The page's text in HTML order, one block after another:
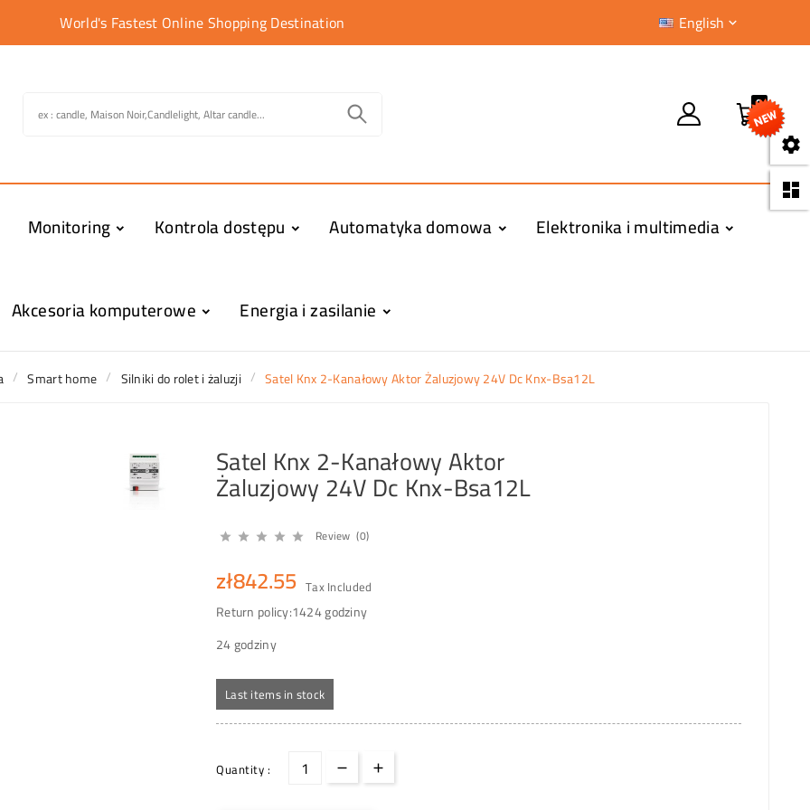


World's Fastest Online Shopping Destination English 
0
Monitoring Kontrola dostępu Automatyka domowa Elektronika i multimedia
Akcesoria komputerowe Energia i zasilanie
Smart home Silniki do rolet i żaluzji Satel Knx 2-Kanałowy Aktor Żaluzjowy 24V Dc Knx-Bsa12L
Satel Knx 2-Kanałowy Aktor
Żaluzjowy 24V Dc Knx-Bsa12L
     Review (0)
zł842.55 Tax Included
Return policy:1424 godziny
24 godziny
Last items in stock
Quantity :